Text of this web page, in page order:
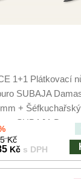
1+1 Plátkovací
SUBAJA
+
SUBAJA
Kč
Kč s DPH